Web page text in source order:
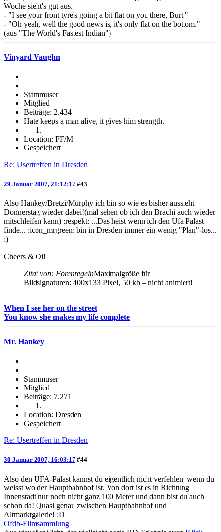
Woche sieht's gut aus.
- "I see your front tyre's going a bit flat on you there, Burt."
- "Oh yeah, well the good news is, it's only flat on the bottom."
(aus "The World's Fastest Indian")
Vinyard Vaughn
Stammuser
Mitglied
Beiträge: 2.434
Hate keeps a man alive, it gives him strength.
Location: FF/M
Gespeichert
Re: Usertreffen in Dresden
29 Januar 2007, 21:12:12 #43
Also Hankey/Bretzi/Murphy ich bin so wie es bisher aussieht
Donnerstag wieder dabei!(mal sehen ob ich den Brachi auch wieder
mitschleifen kann) :respekt: ...Das heist wenn ich den Ufa Palast
finde... :icon_mrgreen: bin in Dresden immer ein wenig "Plan"-los...
;)
Cheers & Oi!
Zitat von: ForenregelnMaximalgröße für
Bildsignaturen: 400x133 Pixel, 50 kb – nicht animiert!
When I see her on the street
You know she makes my life complete
Mr. Hankey
Stammuser
Mitglied
Beiträge: 7.271
Location: Dresden
Gespeichert
Re: Usertreffen in Dresden
30 Januar 2007, 16:03:17 #44
Also den UFA-Palast kannst du eigentlich nicht verfehlen, wenn du
weisst wo der Hauptbahnhof ist. Von dort ist es in Richtung
Innenstadt nur noch nicht ganz 100 Meter und dann bist du auch
schon da! Quasi genau zwischen Hauptbahnhof und
Altmarktgalerie! :D
Ofdb-Filmsammlung